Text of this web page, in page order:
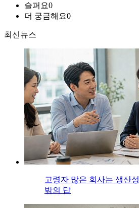
슬퍼요0
더 궁금해요0
최신뉴스
고령자 많은 회사는 생산
밖의 답